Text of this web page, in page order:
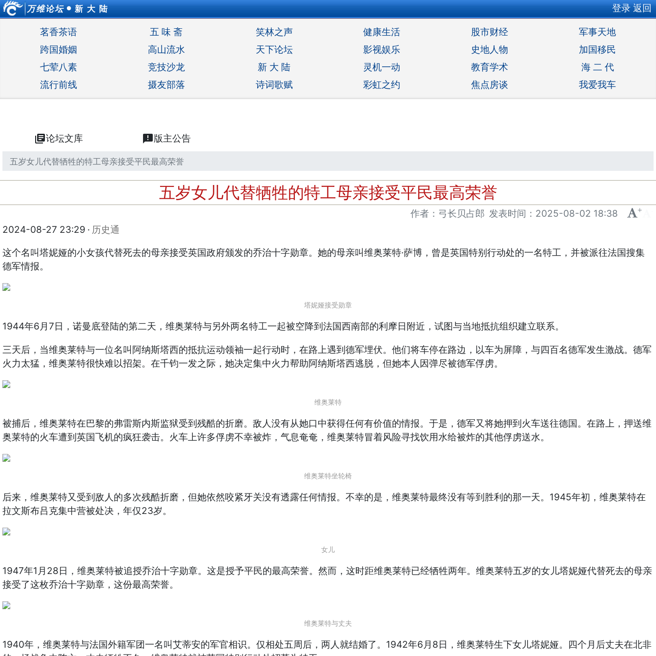
万维论坛 ● 新 大 陆 登录 返回
茗香茶语 五 味 斋 笑林之声 健康生活 股市财经
军事天地
跨国婚姻
高山流水 天下论坛 影视娱乐 史地人物
加国移民
七荤八素
竞技沙龙 新 大 陆 灵机一动 教育学术
海 二 代
流行前线
摄友部落 诗词歌赋 彩虹之约 焦点房谈 我爱我车
library_books论坛文库 announcement版主公告
五岁女儿代替牺牲的特工母亲接受平民最高荣誉
五岁女儿代替牺牲的特工母亲接受平民最高荣誉
作者：弓长贝占郎 发表时间： 2025-08-02 18:38 +
2024-08-27 23:29 · 历史通
这个名叫塔妮娅的小女孩代替死去的母亲接受英国政府颁发的乔治十字勋章。她的母亲叫维奥莱特·萨博，曾是英国特别行动处的一名特工，并被派往法国搜集
德军情报。
塔妮娅接受勋章
1944年6月7日，诺曼底登陆的第二天，维奥莱特与另外两名特工一起被空降到法国西南部的利摩日附近，试图与当地抵抗组织建立联系。
三天后，当维奥莱特与一位名叫阿纳斯塔西的抵抗运动领袖一起行动时，在路上遇到德军埋伏。他们将车停在路边，以车为屏障，与四百名德军发生激战。德军
火力太猛，维奥莱特很快难以招架。在千钧一发之际，她决定集中火力帮助阿纳斯塔西逃脱，但她本人因弹尽被德军俘虏。
维奥莱特
被捕后，维奥莱特在巴黎的弗雷斯内斯监狱受到残酷的折磨。敌人没有从她口中获得任何有价值的情报。于是，德军又将她押到火车送往德国。在路上，押送维
奥莱特的火车遭到英国飞机的疯狂袭击。火车上许多俘虏不幸被炸，气息奄奄，维奥莱特冒着风险寻找饮用水给被炸的其他俘虏送水。
维奥莱特坐轮椅
后来，维奥莱特又受到敌人的多次残酷折磨，但她依然咬紧牙关没有透露任何情报。不幸的是，维奥莱特最终没有等到胜利的那一天。1945年初，维奥莱特在
拉文斯布吕克集中营被处决，年仅23岁。
女儿
1947年1月28日，维奥莱特被追授乔治十字勋章。这是授予平民的最高荣誉。然而，这时距维奥莱特已经牺牲两年。维奥莱特五岁的女儿塔妮娅代替死去的母亲
接受了这枚乔治十字勋章，这份最高荣誉。
维奥莱特与丈夫
1940年，维奥莱特与法国外籍军团一名叫艾蒂安的军官相识。仅相处五周后，两人就结婚了。1942年6月8日，维奥莱特生下女儿塔妮娅。四个月后丈夫在北非